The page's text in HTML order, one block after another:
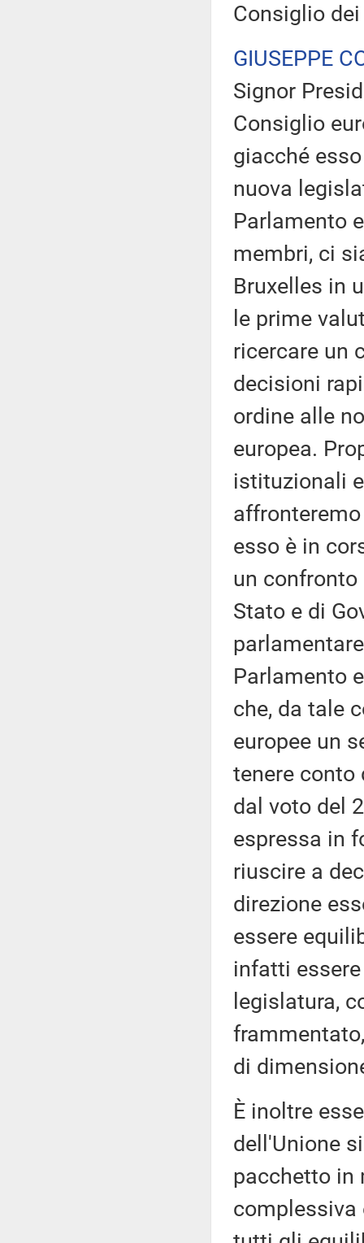
Consiglio
GIUSEPPE
Signor
Consiglio
giacché
nuova
Parlamento
membri, ci
Bruxelles in
le prime
ricercare un
decisioni
ordine alle
europea.
istituzionali
esso è in
un confronto
Stato e di
Parlamento
che, da tale
europee un
tenere conto
dal voto del
espressa in
riuscire a
direzione
essere
infatti
legislatura,
di
È inoltre
dell'Unione
pacchetto in
complessiva